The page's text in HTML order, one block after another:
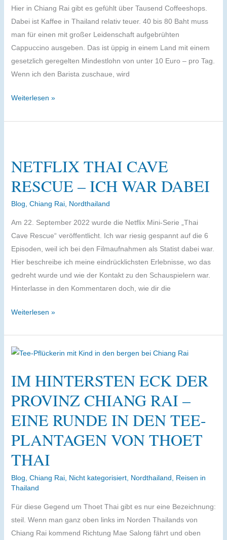
Hier in Chiang Rai gibt es gefühlt über Tausend Coffeeshops.
Dabei ist Kaffee in Thailand relativ teuer. 40 bis 80 Baht muss
man für einen mit großer Leidenschaft aufgebrühten
Cappuccino ausgeben. Das ist üppig in einem Land mit einem
gesetzlich geregelten Mindestlohn von unter 10 Euro – pro Tag.
Wenn ich den Barista zuschaue, wird
Thai
–
aus
Bergen
Weiterlesen »
NETFLIX THAI CAVE
RESCUE – ICH WAR DABEI
Blog Chiang Rai, Nordthailand
Am 22. September 2022 wurde die Netflix Mini-Serie „Thai
Cave Rescue“ veröffentlicht. Ich war riesig gespannt auf die 6
Episoden, weil ich bei den Filmaufnahmen als Statist dabei war.
Hier beschreibe ich meine eindrücklichsten Erlebnisse, wo das
gedreht wurde und wie der Kontakt zu den Schauspielern war.
Hinterlasse in den Kommentaren doch, wie dir die
Netflix
Cave
Rescue
Ich
dabei
Weiterlesen »
IM HINTERSTEN ECK DER
PROVINZ CHIANG RAI –
EINE RUNDE IN DEN TEE-
PLANTAGEN VON THOET
THAI
Blog Chiang Rai, Nicht kategorisiert, Nordthailand
Reisen in
Thailand
Für diese Gegend um Thoet Thai gibt es nur eine Bezeichnung:
steil. Wenn man ganz oben links im Norden Thailands von
Chiang Rai kommend Richtung Mae Salong fährt und oben